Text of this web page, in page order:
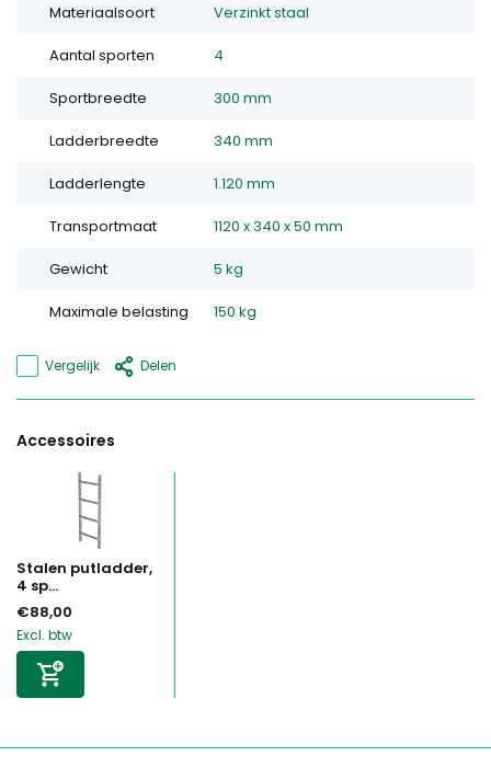
Materiaalsoort Verzinkt staal
Aantal sporten 4
Sportbreedte 300 mm
Ladderbreedte 340 mm
Ladderlengte 1.120 mm
Transportmaat 1120 x 340 x 50 mm
Gewicht 5 kg
Maximale belasting 150 kg
Vergelijk Delen
Accessoires
Stalen putladder,
4 sp...
€88,00
Excl. btw